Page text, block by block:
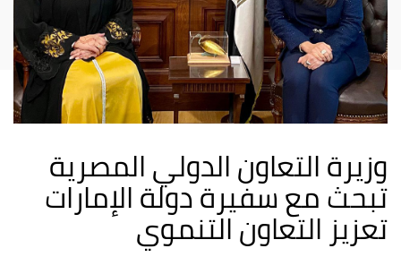
وزيرة التعاون الدولي المصرية
تبحث مع سفيرة دولة الإمارات
تعزيز التعاون التنموي